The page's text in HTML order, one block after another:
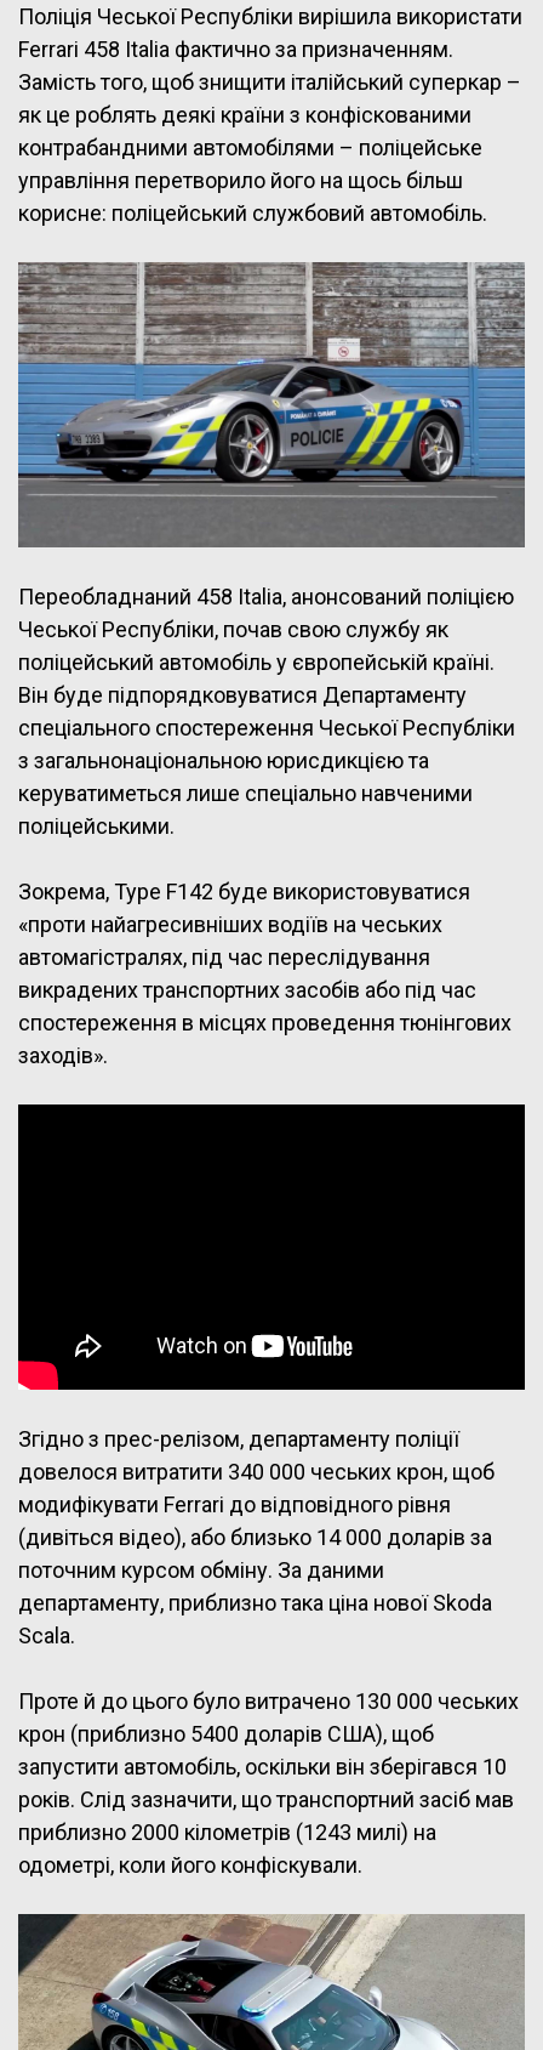
Поліція Чеської Республіки вирішила використати
Ferrari 458 Italia фактично за призначенням.
Замість того, щоб знищити італійський суперкар –
як це роблять деякі країни з конфіскованими
контрабандними автомобілями – поліцейське
управління перетворило його на щось більш
корисне: поліцейський службовий автомобіль.
Переобладнаний 458 Italia, анонсований поліцією
Чеської Республіки, почав свою службу як
поліцейський автомобіль у європейській країні.
Він буде підпорядковуватися Департаменту
спеціального спостереження Чеської Республіки
з загальнонаціональною юрисдикцією та
керуватиметься лише спеціально навченими
поліцейськими.
Зокрема, Type F142 буде використовуватися
«проти найагресивніших водіїв на чеських
автомагістралях, під час переслідування
викрадених транспортних засобів або під час
спостереження в місцях проведення тюнінгових
заходів».
Згідно з прес-релізом, департаменту поліції
довелося витратити 340 000 чеських крон, щоб
модифікувати Ferrari до відповідного рівня
(дивіться відео), або близько 14 000 доларів за
поточним курсом обміну. За даними
департаменту, приблизно така ціна нової Skoda
Scala.
Проте й до цього було витрачено 130 000 чеських
крон (приблизно 5400 доларів США), щоб
запустити автомобіль, оскільки він зберігався 10
років. Слід зазначити, що транспортний засіб мав
приблизно 2000 кілометрів (1243 милі) на
одометрі, коли його конфіскували.